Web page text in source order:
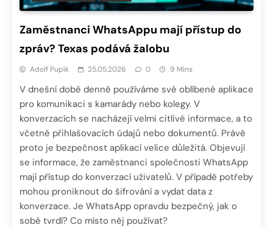
Zaměstnanci WhatsAppu mají přístup do
zpráv? Texas podává žalobu
Adolf Pupík 25.05.2026 0 9 Mins
V dnešní době denně používáme své oblíbené aplikace
pro komunikaci s kamarády nebo kolegy. V
konverzacích se nacházejí velmi citlivé informace, a to
včetně přihlašovacích údajů nebo dokumentů. Právě
proto je bezpečnost aplikací velice důležitá. Objevují
se informace, že zaměstnanci společnosti WhatsApp
mají přístup do konverzací uživatelů. V případě potřeby
mohou proniknout do šifrování a vydat data z
konverzace. Je WhatsApp opravdu bezpečný, jak o
sobě tvrdí? Co místo něj používat?